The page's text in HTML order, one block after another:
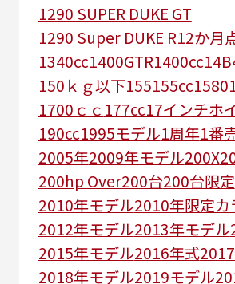
1290 SUPER DUKE GT
1290 Super DUKE R12か月
1340cc1400GTR1400cc
150ｋｇ以下155155cc1580
1700ｃｃ 177cc17インチホ
190cc1995モデル1周年1番
2005年2009年モデル200X
200hp Over200台200台限定
2010年モデル2010年限定カ
2012年モデル2013年モデル
2015年モデル2016年式
2018年モデル2019モデル